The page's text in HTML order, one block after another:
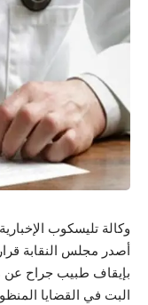
وكالة تليسكوب الإخبارية
أصدر مجلس النقابة
بإيقاف طبيب جراح عن
البت في القضايا